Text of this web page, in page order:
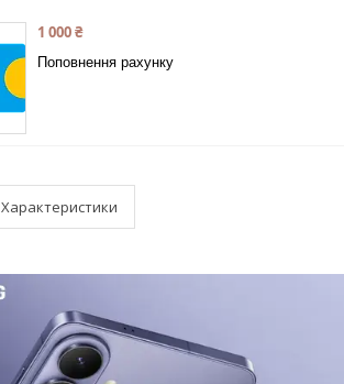
1 000 ₴
Поповнення рахунку
Характеристики